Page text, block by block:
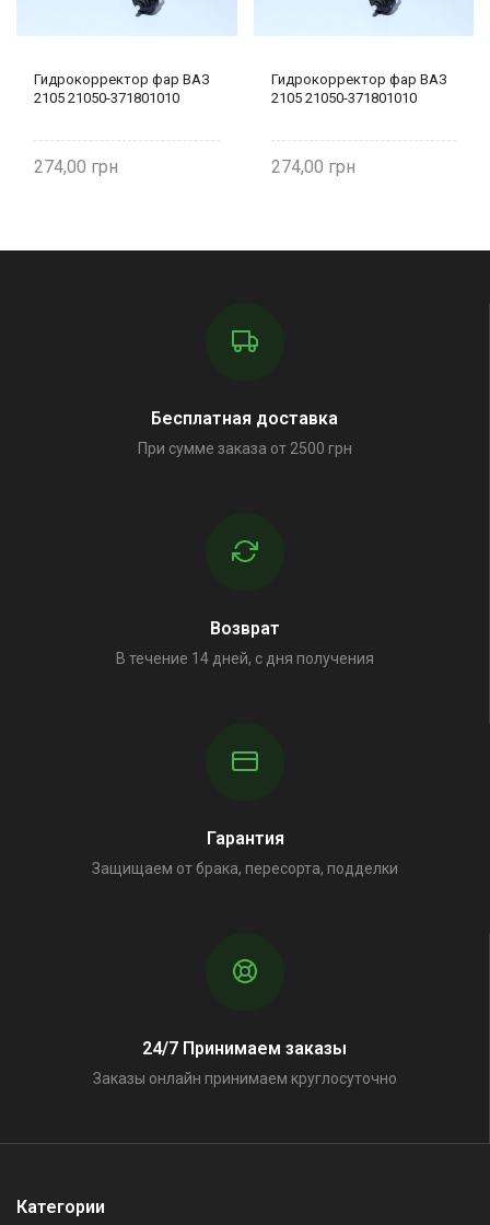
Гидрокорректор фар ВАЗ
2105 21050-371801010
274,00
Гидрокорректор фар ВАЗ
2105 21050-371801010
274,00
Бесплатная доставка
При сумме заказа от 2500 грн
Возврат
В течение 14 дней, с дня получения
Гарантия
Защищаем от брака, пересорта, подделки
24/7 Принимаем заказы
Заказы онлайн принимаем круглосуточно
Категории